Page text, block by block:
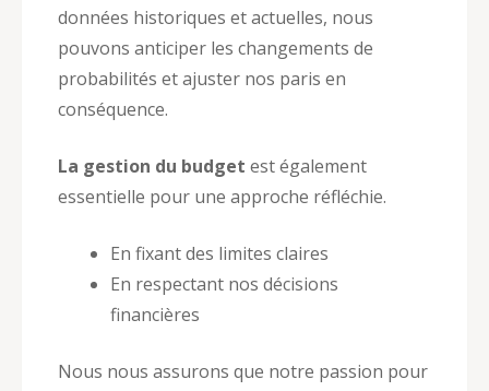
données historiques et actuelles, nous
pouvons anticiper les changements de
probabilités et ajuster nos paris en
conséquence.
La gestion du budget est également
essentielle pour une approche réfléchie.
En fixant des limites claires
En respectant nos décisions
financières
Nous nous assurons que notre passion pour